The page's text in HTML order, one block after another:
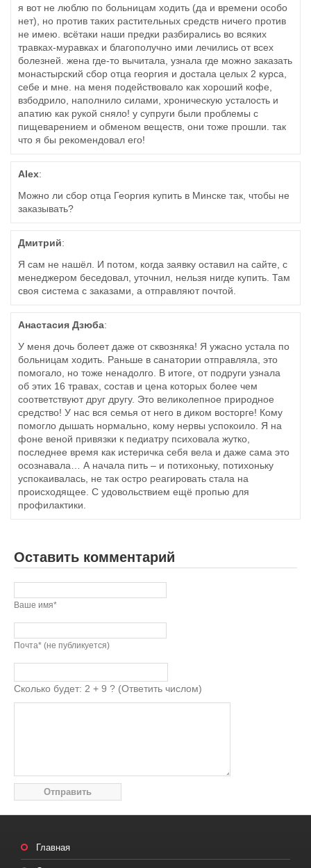
я вот не люблю по больницам ходить (да и времени особо
нет), но против таких растительных средств ничего против
не имею. всётаки наши предки разбирались во всяких
травках-муравках и благополучно ими лечились от всех
болезней. жена где-то вычитала, узнала где можно заказать
монастырский сбор отца георгия и достала целых 2 курса,
себе и мне. на меня подействовало как хороший кофе,
взбодрило, наполнило силами, хроническую усталость и
апатию как рукой сняло! у супруги были проблемы с
пищеварением и обменом веществ, они тоже прошли. так
что я бы рекомендовал его!
Alex:
Можно ли сбор отца Георгия купить в Минске так, чтобы не
заказывать?
Дмитрий:
Я сам не нашёл. И потом, когда заявку оставил на сайте, с
менеджером беседовал, уточнил, нельзя нигде купить. Там
своя система с заказами, а отправляют почтой.
Анастасия Дзюба:
У меня дочь болеет даже от сквозняка! Я ужасно устала по
больницам ходить. Раньше в санатории отправляла, это
помогало, но тоже ненадолго. В итоге, от подруги узнала
об этих 16 травах, состав и цена которых более чем
соответствуют друг другу. Это великолепное природное
средство! У нас вся семья от него в диком восторге! Кому
помогло дышать нормально, кому нервы успокоило. Я на
фоне веной привязки к педиатру психовала жутко,
последнее время как истеричка себя вела и даже сама это
осознавала… А начала пить – и потихоньку, потихоньку
успокаивалась, не так остро реагировать стала на
происходящее. С удовольствием ещё пропью для
профилактики.
Оставить комментарий
Ваше имя*
Почта* (не публикуется)
Сколько будет: 2 + 9 ? (Ответить числом)
Главная